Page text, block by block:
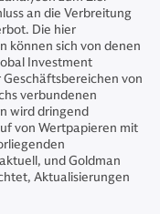
an die Verbreitung
Die hier
können sich von denen
Investment
von
verbundenen
wird dringend
von Wertpapieren mit
und Goldman
Aktualisierungen